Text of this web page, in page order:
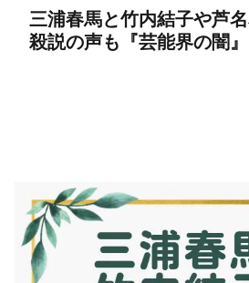
三浦春馬と竹内結子や芦
殺説の声も『芸能界の闇』